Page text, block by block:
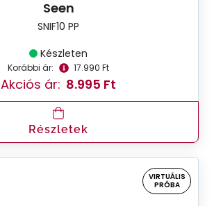
Seen
SNIF10 PP
Készleten
Korábbi ár: 17.990 Ft
Akciós ár: 8.995 Ft
Részletek
VIRTUÁLIS
PRÓBA